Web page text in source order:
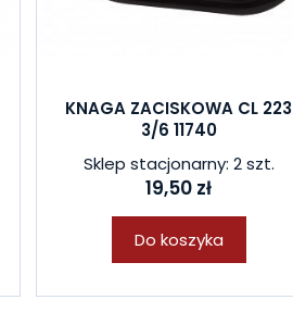
KNAGA ZACISKOWA CL 223
3/6 11740
Sklep stacjonarny: 2 szt.
19,50 zł
Do koszyka